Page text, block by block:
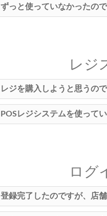
ずっと使っていなかったの
レジ
レジを購入しようと思うの
POSレジシステムを使って
ログ
登録完了したのですが、店